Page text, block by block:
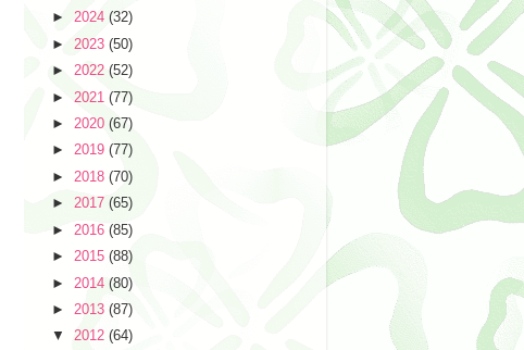
► 2024 (32)
► 2023 (50)
► 2022 (52)
► 2021 (77)
► 2020 (67)
► 2019 (77)
► 2018 (70)
► 2017 (65)
► 2016 (85)
► 2015 (88)
► 2014 (80)
► 2013 (87)
▼ 2012 (64)